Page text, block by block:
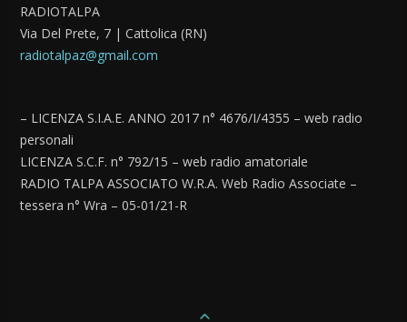
RADIOTALPA
Via Del Prete, 7 | Cattolica (RN)
radiotalpaz@gmail.com
– LICENZA S.I.A.E. ANNO 2017 n° 4676/I/4355 – web radio
personali
LICENZA S.C.F. n° 792/15 – web radio amatoriale
RADIO TALPA ASSOCIATO W.R.A. Web Radio Associate –
tessera n° Wra – 05-01/21-R